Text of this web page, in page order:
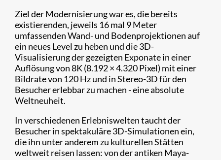
Ziel der Modernisierung war es, die bereits
existierenden, jeweils 16 mal 9 Meter
umfassenden Wand- und Bodenprojektionen auf
ein neues Level zu heben und die 3D-
Visualisierung der gezeigten Exponate in einer
Auflösung von 8K (8.192 × 4.320 Pixel) mit einer
Bildrate von 120 Hz und in Stereo-3D für den
Besucher erlebbar zu machen - eine absolute
Weltneuheit.
In verschiedenen Erlebniswelten taucht der
Besucher in spektakuläre 3D-Simulationen ein,
die ihn unter anderem zu kulturellen Stätten
weltweit reisen lassen: von der antiken Maya-